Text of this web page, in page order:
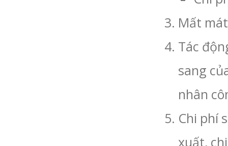
Mất
Tác
sang
nhân
Chi phí
xuất,